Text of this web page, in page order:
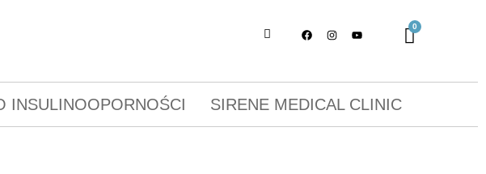
INSULINOOPORNOŚCI SIRENE MEDICAL CLINIC